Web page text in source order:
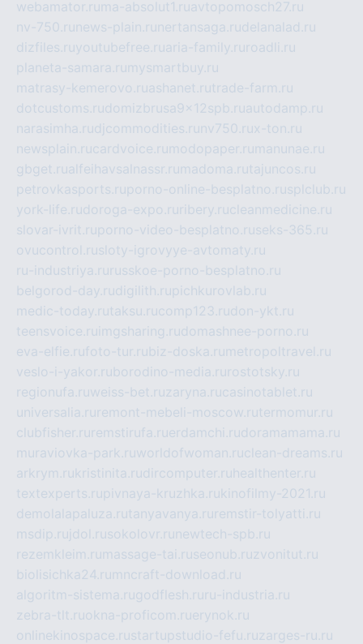
webamator.ru ma-absolut1.ruavtopomosch27.ru
nv-750.ru news-plain.ru nertansaga.rudelanalad.ru
dizfiles.ruyoutubefree.ruaria-family.ru roadli.ru
planeta-samara.ru mysmartbuy.ru
matrasy-kemerovo.ruashanet.rutrade-farm.ru
dotcustoms.rudomizbrusa9x12spb.ruautodamp.ru
narasimha.rudjcommodities.ru nv750.rux-ton.ru
newsplain.rucardvoice.ru modopaper.ru manunae.ru
gbget.rualfeihavsalnassr.ru madoma.rutajuncos.ru
petrovkasports.ruporno-online-besplatno.rusplclub.ru
york-life.rudoroga-expo.ru ribery.rucleanmedicine.ru
slovar-ivrit.ruporno-video-besplatno.ruseks-365.ru
ovucontrol.rusloty-igrovyye-avtomaty.ru
ru-industriya.ru russkoe-porno-besplatno.ru
belgorod-day.rudigilith.rupichkurovlab.ru
medic-today.rutaksu.rucomp123.rudon-ykt.ru
teensvoice.ru imgsharing.rudomashnee-porno.ru
eva-elfie.rufoto-tur.rubiz-doska.ru metropoltravel.ru
veslo-i-yakor.ruborodino-media.ru rostotsky.ru
regionufa.ruweiss-bet.ruzaryna.rucasinotablet.ru
universalia.ru remont-mebeli-moscow.rutermomur.ru
clubfisher.ru remstirufa.ruerdamchi.rudoramamama.ru
muraviovka-park.ruworldofwoman.ruclean-dreams.ru
arkrym.rukristinita.rudircomputer.ru healthenter.ru
textexperts.rupivnaya-kruzhka.rukinofilmy-2021.ru
demolalapaluza.rutanyavanya.ru remstir-tolyatti.ru
msdip.ru jdol.rusokolovr.ru newtech-spb.ru
rezemkleim.ru massage-tai.ruseonub.ruzvonitut.ru
biolisichka24.ru mncraft-download.ru
algoritm-sistema.rugodflesh.ru ru-industria.ru
zebra-tlt.ruokna-proficom.ruerynok.ru
onlinekinospace.rustartupstudio-fefu.ruzarges-ru.ru